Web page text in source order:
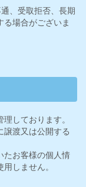
、受取拒否、長期
場合がございま
しております。
譲渡又は公開する
たお客様の個人情
しません。